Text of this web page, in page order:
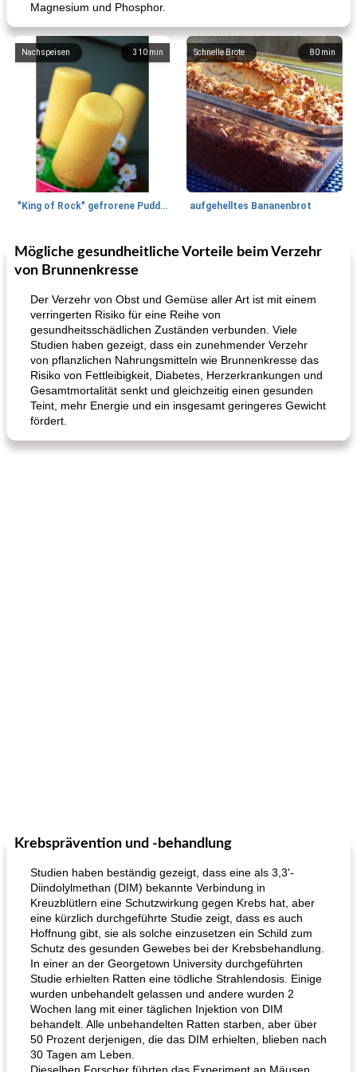
Magnesium und Phosphor.
310 min
Nachspeisen
"King of Rock" gefrorene Pudding Pops
80 min
Schnelle Brote
aufgehelltes Bananenbrot
27min
Mittagessen / Snacks
Hühnchen, Süßkartoffelsuppe
50min
Potluck Desserts
Mögliche gesundheitliche Vorteile beim Verzehr
von Brunnenkresse
Der Verzehr von Obst und Gemüse aller Art ist mit einem
verringerten Risiko für eine Reihe von
gesundheitsschädlichen Zuständen verbunden. Viele
Studien haben gezeigt, dass ein zunehmender Verzehr
von pflanzlichen Nahrungsmitteln wie Brunnenkresse das
Risiko von Fettleibigkeit, Diabetes, Herzerkrankungen und
Gesamtmortalität senkt und gleichzeitig einen gesunden
Teint, mehr Energie und ein insgesamt geringeres Gewicht
fördert.
Krebsprävention und -behandlung
Studien haben beständig gezeigt, dass eine als 3,3'-
Diindolylmethan (DIM) bekannte Verbindung in
Kreuzblütlern eine Schutzwirkung gegen Krebs hat, aber
eine kürzlich durchgeführte Studie zeigt, dass es auch
Hoffnung gibt, sie als solche einzusetzen ein Schild zum
Schutz des gesunden Gewebes bei der Krebsbehandlung.
In einer an der Georgetown University durchgeführten
Studie erhielten Ratten eine tödliche Strahlendosis. Einige
wurden unbehandelt gelassen und andere wurden 2
Wochen lang mit einer täglichen Injektion von DIM
behandelt. Alle unbehandelten Ratten starben, aber über
50 Prozent derjenigen, die das DIM erhielten, blieben nach
30 Tagen am Leben.